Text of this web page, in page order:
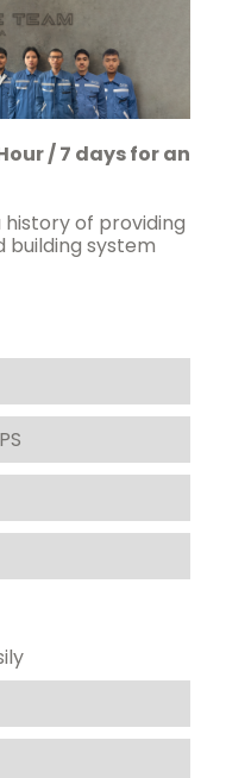
/ 7 days for an
history of providing
building system